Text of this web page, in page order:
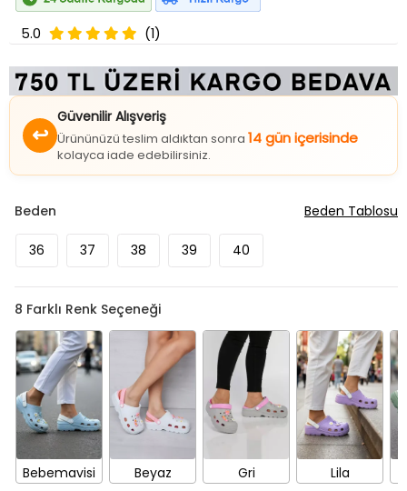
5.0 (1)
↩
Güvenilir Alışveriş
Ürününüzü teslim aldıktan sonra 14 gün içerisinde
kolayca iade edebilirsiniz.
Beden
36 37 38 39 40
Beden Tablosu
8 Farklı Renk Seçeneği
Bebemavisi Beyaz Gri Lila